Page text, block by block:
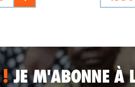
!JE M'ABONNE À